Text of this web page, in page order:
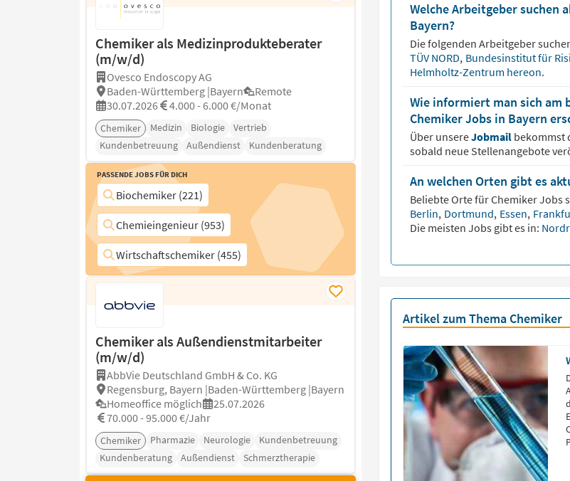
Chemiker als Medizinprodukteberater
(m/w/d)
Ovesco Endoscopy AG
Baden-Württemberg |Bayern
Remote
30.07.2026
4.000 - 6.000 €/Monat
Chemiker Medizin Biologie
Vertrieb
Kundenbetreuung
Außendienst Kundenberatung
Passende Jobs für Dich
Biochemiker (221)
Chemieingenieur (953)
Wirtschaftschemiker (455)
Chemiker als Außendienstmitarbeiter
(m/w/d)
AbbVie Deutschland GmbH & Co. KG
Regensburg, Bayern |Baden-Württemberg |Bayern
Homeoffice möglich
25.07.2026
70.000 - 95.000 €/Jahr
Chemiker Pharmazie Neurologie
Kundenbetreuung
Kundenberatung
Außendienst Schmerztherapie
Welche Arbeitgeber suchen
Bayern?
Die folgenden Arbeitgeber
TÜV NORD, Bundesinstitut für
Helmholtz-Zentrum hereon.
Wie informiert man sich am
Chemiker Jobs in Bayern
Über unsereJobmail bekommst
sobald neue Stellenangebote
An welchen Orten gibt es
Beliebte Orte fürChemikerJobs
Berlin, Dortmund, Essen,
Die meisten Jobs gibt es in:
Artikel zum Thema Chemiker